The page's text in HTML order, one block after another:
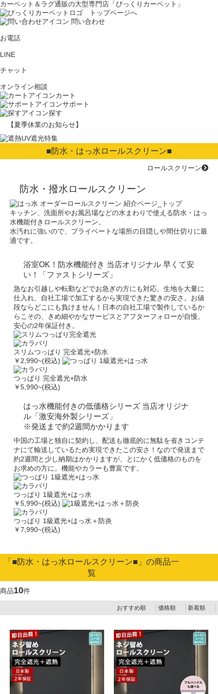
カーペット＆ラグ通販の大型専門店「びっくりカーペット」
問い合わせ
お電話
LINE
チャット
オンライン相談
カート
サポート
探す
【夏季休業のお知らせ】
■防水・はっ水ロールスクリーン■
ロールスクリーン
防水・撥水ロールスクリーン
キッチン、洗面所やお風呂場などの水まわりで使える防水・はっ
水機能付きロールスクリーン。
水汚れに強いので、プライベートな場所の目隠しや間仕切りに最
適です。
浴室OK！防水機能付き 当店オリジナル 早くて安
い！
「ファストシリーズ」
急なお引越しや転勤などでお急ぎの方にも対応。生地を大量に
仕入れ、自社工場で加工するから実現できた驚きの安さ。お値
段ならどこにも負けません！日本の自社工場で製作しているか
らこその、きめ細やかなサービスとアフターフォローが自慢。
安心の2年保証付き。
スリムつっぱり 完全遮光+防水
￥2,990~(税込)
つっぱり 完全遮光+防水
￥5,990~(税込)
はっ水機能付きの低価格シリーズ 当店オリジナ
ル 「激安海外製シリーズ」
※発送まで約2週間かかります
中国の工場と独自に契約し、配送も徹底的に無駄を省きコンテ
ナにて輸送しているため実現できたこの安さ！なので発送まで
約2週間と少し納期はかかりますが、とにかく低価格のものを
お求めの方に。機能やカラーも豊富です。
つっぱり 1級遮光+はっ水
￥5,990~(税込)
つっぱり 1級遮光+はっ水＋防炎
￥7,990~(税込)
「■防水・はっ水ロールスクリーン■」の商品一
覧
商品10件
おすすめ順 価格順 新着順